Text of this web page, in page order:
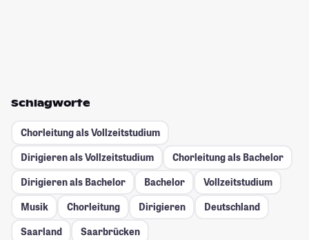
Schlagworte
Chorleitung als Vollzeitstudium
Dirigieren als Vollzeitstudium
Chorleitung als Bachelor
Dirigieren als Bachelor
Bachelor
Vollzeitstudium
Musik
Chorleitung Dirigieren
Deutschland
Saarland
Saarbrücken